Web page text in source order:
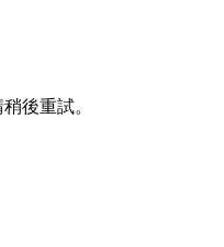
鮭魚、鱒魚、雞肉、鴨
、大蒜、橄欖和奶油，
卡、果醬、調味料、橄
後重試。